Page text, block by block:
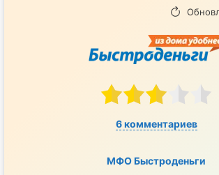
6 комментариев
МФО Быстроденьги